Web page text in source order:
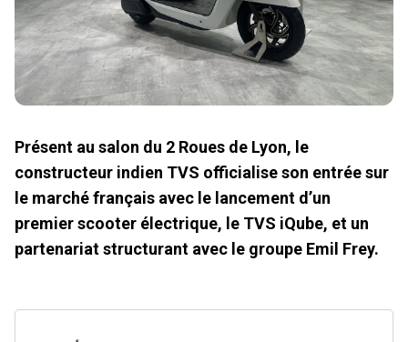
Présent au salon du 2 Roues de Lyon, le
constructeur indien TVS officialise son entrée sur
le marché français avec le lancement d’un
premier scooter électrique, le TVS iQube, et un
partenariat structurant avec le groupe Emil Frey.